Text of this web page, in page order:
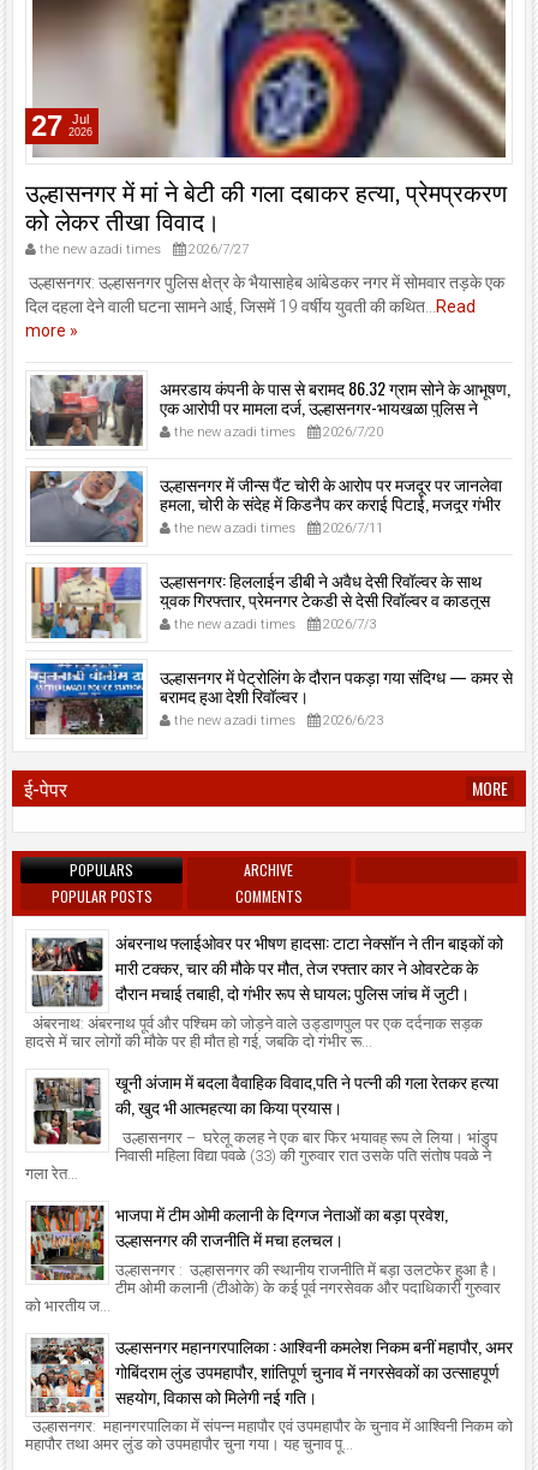
27 Jul
2026
उल्हासनगर में मां ने बेटी की गला दबाकर हत्या, प्रेमप्रकरण
को लेकर तीखा विवाद।
the new azadi times 2026/7/27
उल्हासनगर: उल्हासनगर पुलिस क्षेत्र के भैयासाहेब आंबेडकर नगर में सोमवार तड़के एक
दिल दहला देने वाली घटना सामने आई, जिसमें 19 वर्षीय युवती की कथित...
Read
more »
अमरडाय कंपनी के पास से बरामद 86.32 ग्राम सोने के आभूषण,
एक आरोपी पर मामला दर्ज, उल्हासनगर-भायखळा पुलिस ने
घरफोड़ियों के संबंध में एक आरोपी से महत्वपूर्ण पूछताछ के बाद
आरोपी के साथी के ठिकाने से 10,90,261 रुपये मूल्य के सोने के
आभूषण बरामद किए।
the new azadi times 2026/7/20
उल्हासनगर में जीन्स पैंट चोरी के आरोप पर मजदूर पर जानलेवा
हमला, चोरी के संदेह में किडनैप कर कराई पिटाई, मजदूर गंभीर
रूप से जख्मी।
the new azadi times 2026/7/11
उल्हासनगर: हिललाईन डीबी ने अवैध देसी रिवॉल्वर के साथ
युवक गिरफ्तार, प्रेमनगर टेकडी से देसी रिवॉल्वर व काडतूस
जप्त, इलीगल हथियार साथ पकड़ा गया युवक एक दिन की
पोलीस कोठडी में।
the new azadi times 2026/7/3
उल्हासनगर में पेट्रोलिंग के दौरान पकड़ा गया संदिग्ध — कमर से
बरामद हुआ देशी रिवॉल्वर।
the new azadi times 2026/6/23
ई-पेपर MORE
POPULARS
ARCHIVE
POPULAR POSTS
COMMENTS
अंबरनाथ फ्लाईओवर पर भीषण हादसा: टाटा नेक्सॉन ने तीन बाइकों को
मारी टक्कर, चार की मौके पर मौत, तेज रफ्तार कार ने ओवरटेक के
दौरान मचाई तबाही, दो गंभीर रूप से घायल; पुलिस जांच में जुटी।
अंबरनाथ: अंबरनाथ पूर्व और पश्चिम को जोड़ने वाले उड्डाणपुल पर एक दर्दनाक सड़क
हादसे में चार लोगों की मौके पर ही मौत हो गई, जबकि दो गंभीर रू...
खूनी अंजाम में बदला वैवाहिक विवाद,पति ने पत्नी की गला रेतकर हत्या
की, खुद भी आत्महत्या का किया प्रयास।
उल्हासनगर – घरेलू कलह ने एक बार फिर भयावह रूप ले लिया। भांडुप
निवासी महिला विद्या पवळे (33) की गुरुवार रात उसके पति संतोष पवळे ने
गला रेत...
भाजपा में टीम ओमी कलानी के दिग्गज नेताओं का बड़ा प्रवेश,
उल्हासनगर की राजनीति में मचा हलचल।
उल्हासनगर : उल्हासनगर की स्थानीय राजनीति में बड़ा उलटफेर हुआ है।
टीम ओमी कलानी (टीओके) के कई पूर्व नगरसेवक और पदाधिकारी गुरुवार
को भारतीय ज...
उल्हासनगर महानगरपालिका : आश्विनी कमलेश निकम बनीं महापौर, अमर
गोबिंदराम लुंड उपमहापौर, शांतिपूर्ण चुनाव में नगरसेवकों का उत्साहपूर्ण
सहयोग, विकास को मिलेगी नई गति।
उल्हासनगर: महानगरपालिका में संपन्न महापौर एवं उपमहापौर के चुनाव में आश्विनी निकम को
महापौर तथा अमर लुंड को उपमहापौर चुना गया। यह चुनाव पू...